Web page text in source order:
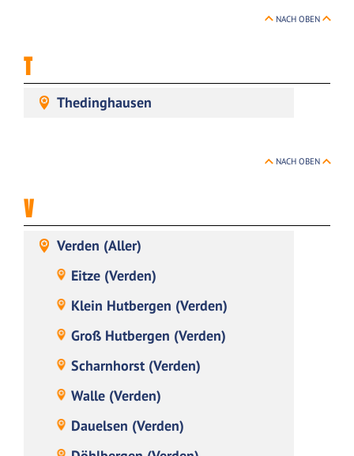
NACH OBEN
T
Thedinghausen
NACH OBEN
V
Verden (Aller)
Eitze (Verden)
Klein Hutbergen (Verden)
Groß Hutbergen (Verden)
Scharnhorst (Verden)
Walle (Verden)
Dauelsen (Verden)